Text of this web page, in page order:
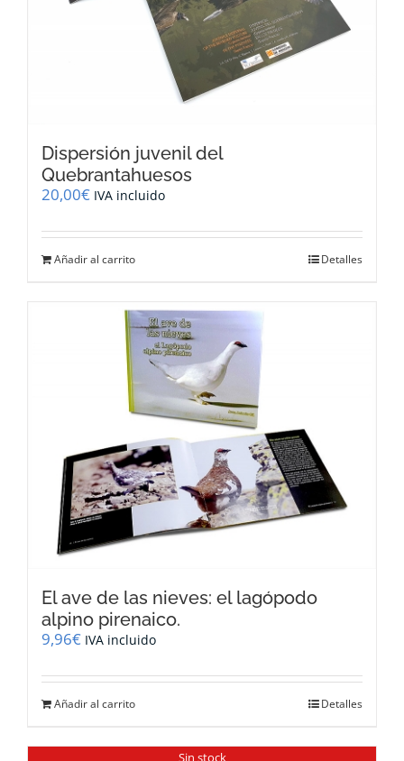
Dispersión juvenil del
Quebrantahuesos
20,00€ IVA incluido
Añadir al carrito Detalles
El ave de las nieves: el lagópodo
alpino pirenaico.
9,96€ IVA incluido
Añadir al carrito Detalles
Sin stock